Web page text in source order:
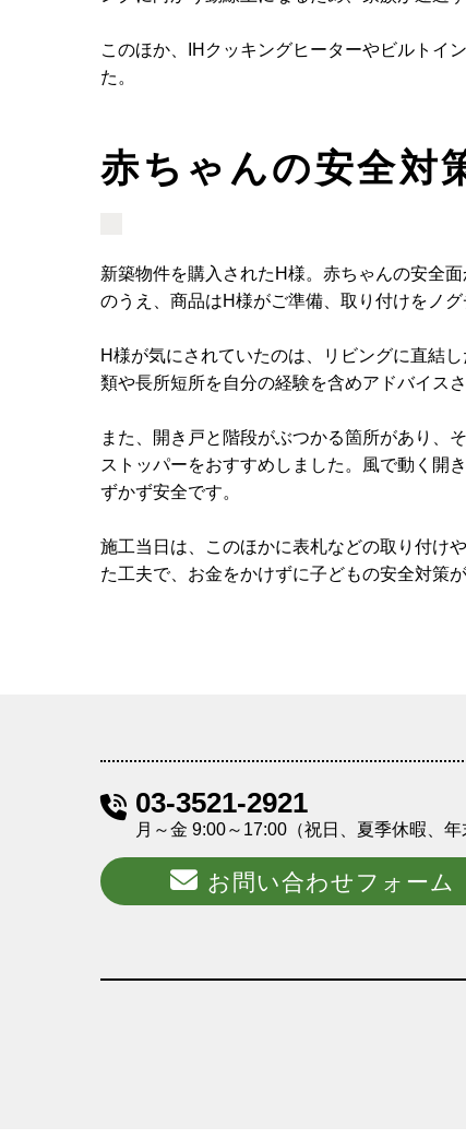
このほか、IHクッキングヒーターやビルトイ
た。
赤ちゃんの安全対
新築物件を購入されたH様。赤ちゃんの安全
のうえ、商品はH様がご準備、取り付けをノグ
H様が気にされていたのは、リビングに直結
類や長所短所を自分の経験を含めアドバイス
また、開き戸と階段がぶつかる箇所があり、
ストッパーをおすすめしました。風で動く開
ずかず安全です。
施工当日は、このほかに表札などの取り付け
た工夫で、お金をかけずに子どもの安全対策
03-3521-2921
月～金 9:00～17:00（祝日、夏季休暇、年
お問い合わせフォーム